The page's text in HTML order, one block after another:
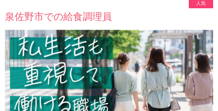
人気
泉佐野市での給食調理員